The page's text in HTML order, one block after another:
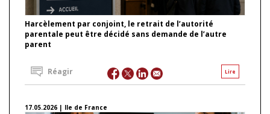
Harcèlement par conjoint, le retrait de l’autorité
parentale peut être décidé sans demande de l’autre
parent
Lire
Réagir
17.05.2026 | Ile de France